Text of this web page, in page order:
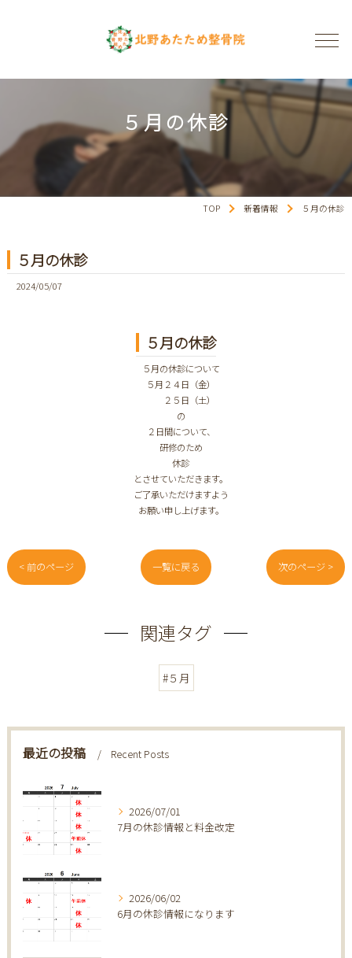
５月の休診
TOP 新着情報 ５月の休診
５月の休診
2024/05/07
５月の休診
５月の休診について
５月２４日（金）
２５日（土）
の
２日間について、
研修のため
休診
とさせていただきます。
ご了承いただけますよう
お願い申し上げます。
< 前のページ 一覧に戻る 次のページ >
関連タグ
#５月
最近の投稿 Recent Posts
2026/07/01
7月の休診情報と料金改定
2026/06/02
6月の休診情報になります